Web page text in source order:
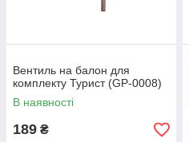
Вентиль на балон для
комплекту Турист (GP-0008)
В наявності
189 ₴